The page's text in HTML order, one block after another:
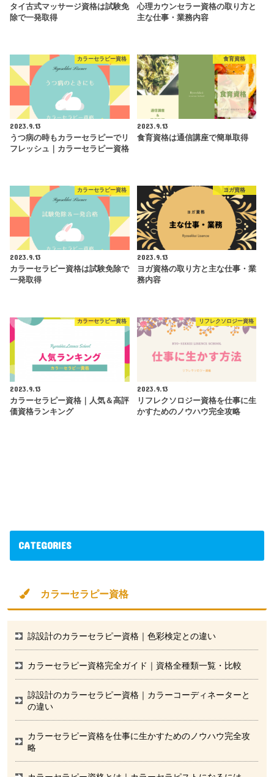
タイ古式マッサージ資格は試験免
除で一発取得
心理カウンセラー資格の取り方と
主な仕事・業務内容
カラーセラピー資格
2023.9.13
うつ病の時もカラーセラピーでリ
フレッシュ｜カラーセラピー資格
食育資格
2023.9.13
食育資格は通信講座で簡単取得
カラーセラピー資格
2023.9.13
カラーセラピー資格は試験免除で
一発取得
ヨガ資格
2023.9.13
ヨガ資格の取り方と主な仕事・業
務内容
カラーセラピー資格
2023.9.13
カラーセラピー資格｜人気＆高評
価資格ランキング
リフレクソロジー資格
2023.9.13
リフレクソロジー資格を仕事に生
かすためのノウハウ完全攻略
CATEGORIES
カラーセラピー資格
諒設計のカラーセラピー資格｜色彩検定との違い
カラーセラピー資格完全ガイド｜資格全種類一覧・比較
諒設計のカラーセラピー資格｜カラーコーディネーターと
の違い
カラーセラピー資格を仕事に生かすためのノウハウ完全攻
略